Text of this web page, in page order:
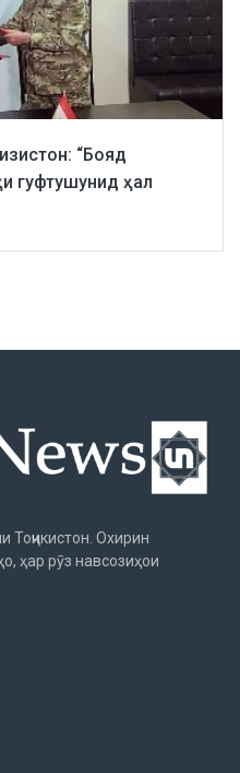
“Бояд
гуфтушунид ҳал
Тоҷикистон. Охирин
ҳар рӯз навсозиҳои